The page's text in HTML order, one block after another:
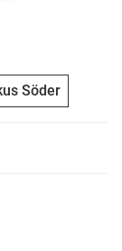
Söder